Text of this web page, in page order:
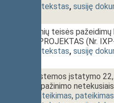
dokumento tekstas, susiję
Administracinių teisės
ĮSTATYMO PROJEKTAS (Nr.
dokumento tekstas, susiję
Sveikatos sistemos įstatymo
straipsnių pripažinimo
pateikimas, pateikimas